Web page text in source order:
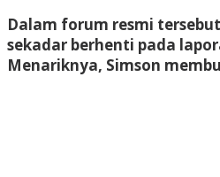
Dalam forum resmi
sekadar berhenti pada
Menariknya, Simson